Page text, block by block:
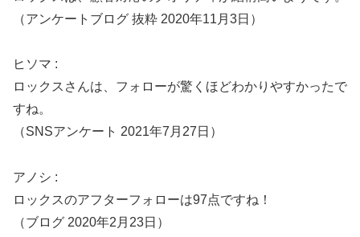
（アンケートブログ 抜粋 2020年11月3日）
ヒソマ :
ロックスさんは、フォローが驚くほどわかりやすかったで
すね。
（SNSアンケート 2021年7月27日）
アノシ :
ロックスのアフターフォローは97点ですね！
（ブログ 2020年2月23日）